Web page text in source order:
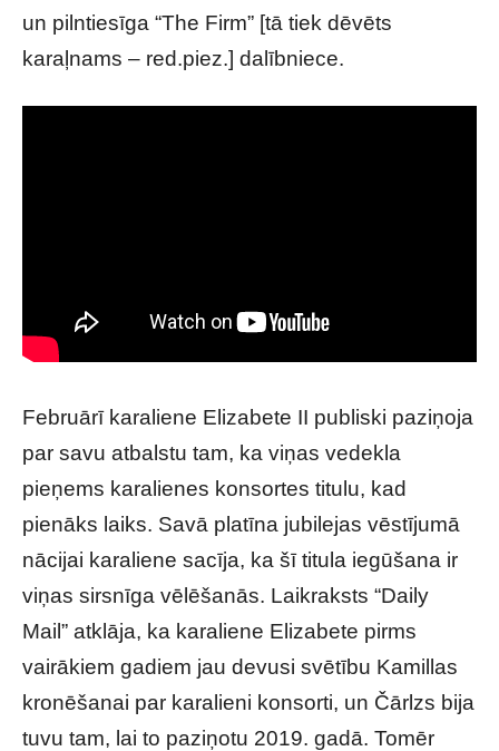
un pilntiesīga “The Firm” [tā tiek dēvēts
karaļnams – red.piez.] dalībniece.
Februārī karaliene Elizabete II publiski paziņoja
par savu atbalstu tam, ka viņas vedekla
pieņems karalienes konsortes titulu, kad
pienāks laiks. Savā platīna jubilejas vēstījumā
nācijai karaliene sacīja, ka šī titula iegūšana ir
viņas sirsnīga vēlēšanās. Laikraksts “Daily
Mail” atklāja, ka karaliene Elizabete pirms
vairākiem gadiem jau devusi svētību Kamillas
kronēšanai par karalieni konsorti, un Čārlzs bija
tuvu tam, lai to paziņotu 2019. gadā. Tomēr